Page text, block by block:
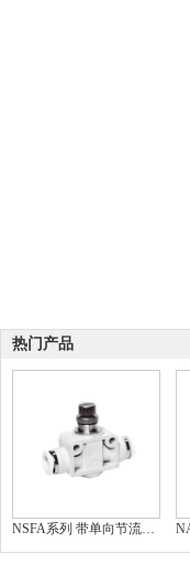
热门产品
NSFA系列 带单向节流阀型直通接头